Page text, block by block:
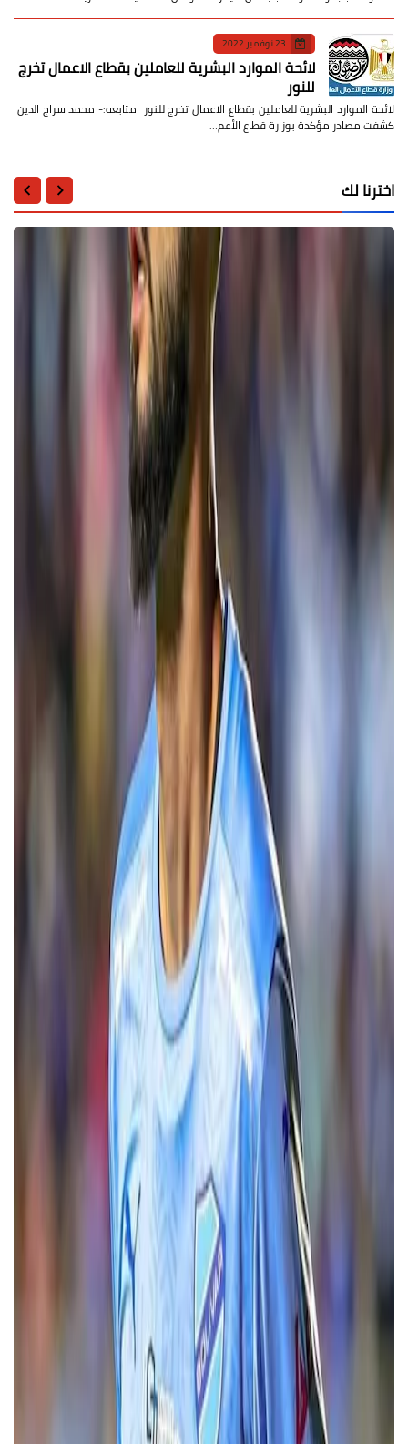
23 نوفمبر 2022
لائحة الموارد البشرية للعاملين بقطاع الاعمال تخرج
للنور
لائحة الموارد البشرية للعاملين بقطاع الاعمال تخرج للنور متابعه:- محمد سراج الدين
كشفت مصادر مؤكدة بوزارة قطاع الأعم…
اخترنا لك